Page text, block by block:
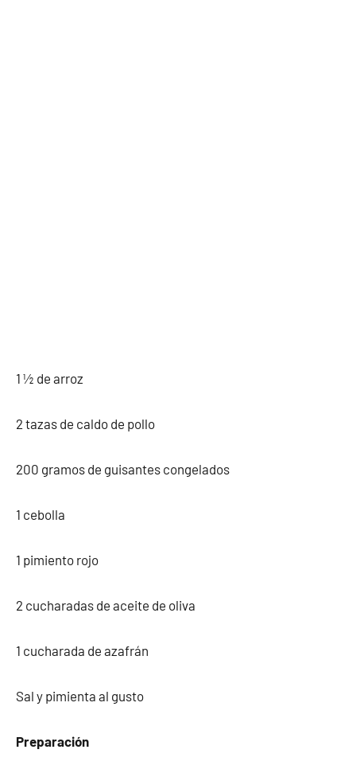
1 ½ de arroz
2 tazas de caldo de pollo
200 gramos de guisantes congelados
1 cebolla
1 pimiento rojo
2 cucharadas de aceite de oliva
1 cucharada de azafrán
Sal y pimienta al gusto
Preparación